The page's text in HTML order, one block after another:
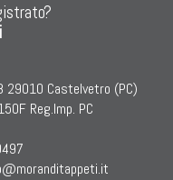
29010 Castelvetro (PC)
Reg.Imp. PC